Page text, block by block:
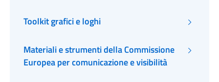
Toolkit grafici e loghi
Materiali e strumenti della Commissione
Europea per comunicazione e visibilità